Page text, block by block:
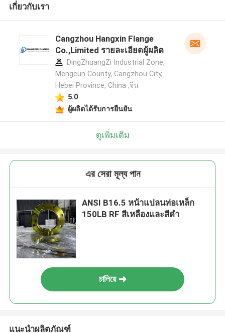
เกี่ยวกับเรา
Cangzhou Hangxin Flange
Co.,Limited รายละเอียดผู้ผลิต
DingZhuangZi Industrial Zone,
Mengcun County, Cangzhou City,
Hebei Province, China ,จีน
5.0
ผู้ผลิตได้รับการยืนยัน
ดูเพิ่มเติม
এর সেরা মূল্য পান
ANSI B16.5 หน้าแปลนท่อเหล็ก
150LB RF สีเหลืองและสีดำ
চালিয়ে
แนะนำผลิตภัณฑ์